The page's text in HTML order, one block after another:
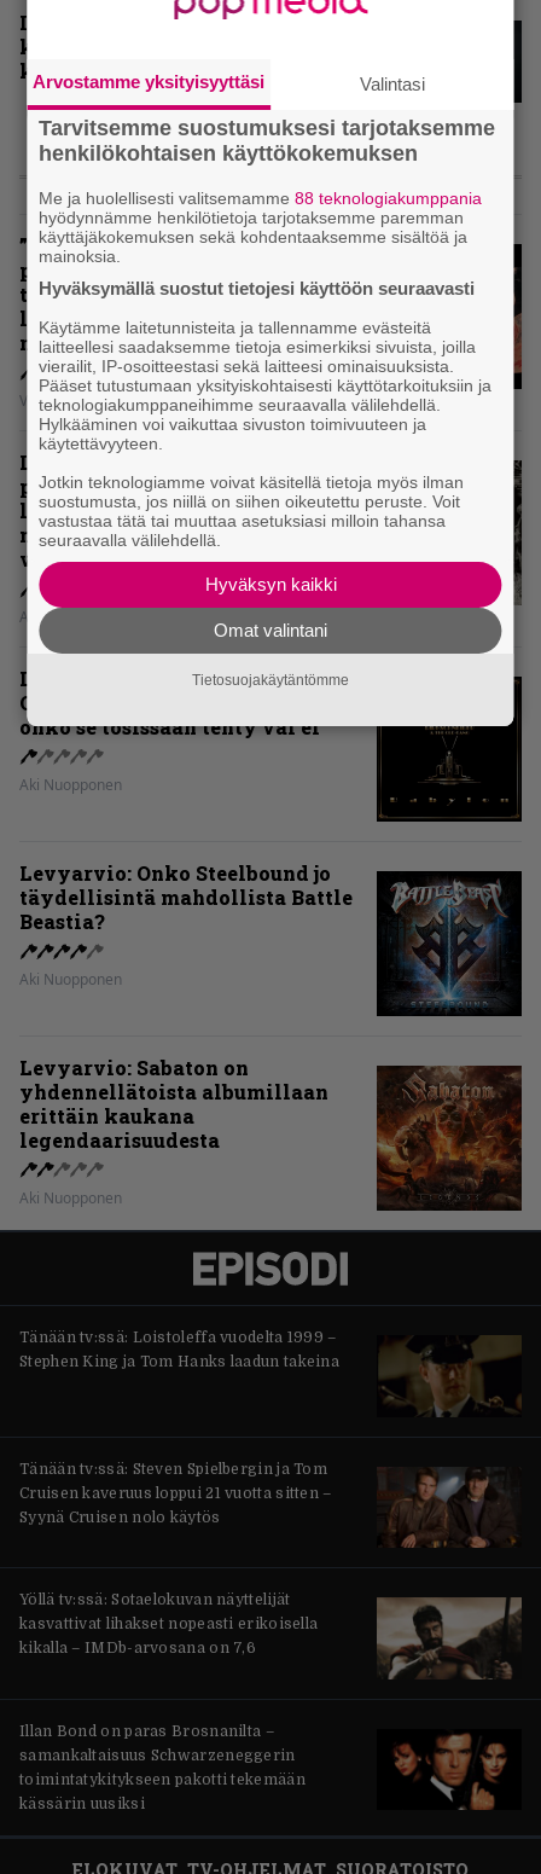
Inferno valitsi vuoden 2024
kovimmat albumit – tässä
kotimaisten kymmenen parasta
”Metallica ei ole koskaan
pelännyt kehittyä ja muuttua” –
tarkistelussa 30 vuotta täyttävä
levy, joka jakaa fanien
mielipiteet
Vesa Siltanen
Levyarvio: Coronerin
paluualbumi 32 vuotta edellisen
levytyksen jälkeen ei voi
mitenkään täyttää odotuksia. Vai
voiko?
Aki Nuopponen
Levyarvio: Dirkschneider & The
Old Gang -albumista ei aina tiedä,
onko se tosissaan tehty vai ei
Aki Nuopponen
Levyarvio: Onko Steelbound jo
täydellisintä mahdollista Battle
Beastia?
Aki Nuopponen
Levyarvio: Sabaton on
yhdennellätoista albumillaan
erittäin kaukana
legendaarisuudesta
Aki Nuopponen
Tänään tv:ssä: Loistoleffa vuodelta 1999 –
Stephen King ja Tom Hanks laadun takeina
Tänään tv:ssä: Steven Spielbergin ja Tom
Cruisen kaveruus loppui 21 vuotta sitten –
Syynä Cruisen nolo käytös
Yöllä tv:ssä: Sotaelokuvan näyttelijät
kasvattivat lihakset nopeasti erikoisella
kikalla – IMDb-arvosana on 7,6
Illan Bond on paras Brosnanilta –
samankaltaisuus Schwarzeneggerin
toimintatykitykseen pakotti tekemään
kässärin uusiksi
Arvostamme yksityisyyttäsi Valintasi
Tarvitsemme suostumuksesi tarjotaksemme
henkilökohtaisen käyttökokemuksen
Me ja huolellisesti valitsemamme88 teknologiakumppania
hyödynnämme henkilötietoja tarjotaksemme paremman
käyttäjäkokemuksen sekä kohdentaaksemme sisältöä ja
mainoksia.
Hyväksymällä suostut tietojesi käyttöön seuraavasti
Käytämme laitetunnisteita ja tallennamme evästeitä
laitteellesi saadaksemme tietoja esimerkiksi sivuista, joilla
vierailit, IP-osoitteestasi sekä laitteesi ominaisuuksista.
Pääset tutustumaan yksityiskohtaisesti käyttötarkoituksiin ja
teknologiakumppaneihimme seuraavalla välilehdellä.
Hylkääminen voi vaikuttaa sivuston toimivuuteen ja
käytettävyyteen.
Jotkin teknologiamme voivat käsitellä tietoja myös ilman
suostumusta, jos niillä on siihen oikeutettu peruste. Voit
vastustaa tätä tai muuttaa asetuksiasi milloin tahansa
seuraavalla välilehdellä.
Hyväksyn kaikki
Omat valintani
Tietosuojakäytäntömme